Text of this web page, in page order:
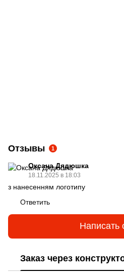
Отзывы 1
Оксана Дядюшка
18.11.2025 в 18:03
з нанесенням логотипу
Ответить
Написать
Заказ через